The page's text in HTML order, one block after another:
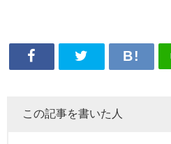
この記事を書いた人